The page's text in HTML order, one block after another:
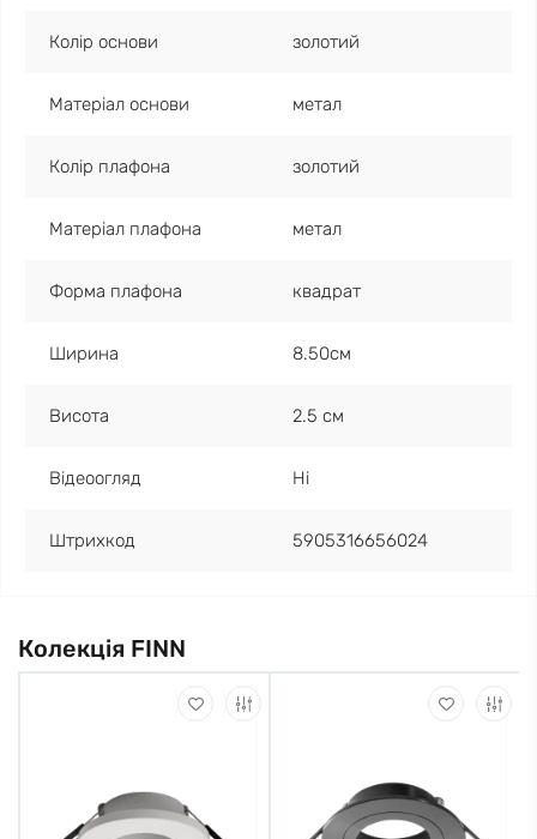
Колір основи золотий
Матеріал основи метал
Колір плафона золотий
Матеріал плафона метал
Форма плафона квадрат
Ширина 8.50см
Висота 2.5 см
Відеоогляд Ні
Штрихкод 5905316656024
Колекція FINN